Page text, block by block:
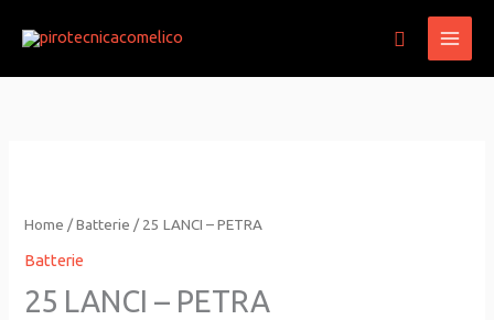
contenuto
Cerca
Home /Batterie / 25 LANCI – PETRA
Batterie
25 LANCI – PETRA